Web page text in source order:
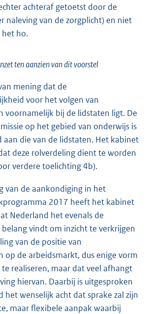
achteraf getoetst door de
naleving van de zorgplicht) en niet
het ho.
ten aanzien van dit voorstel
mening dat de
voor het volgen van
voornamelijk bij de lidstaten ligt. De
op het gebied van onderwijs is
aan die van de lidstaten. Het kabinet
deze rolverdeling dient te worden
verdere toelichting 4b).
van de aankondiging in het
2017 heeft het kabinet
Nederland het evenals de
belang vindt om inzicht te verkrijgen
van de positie van
op de arbeidsmarkt, dus enige vorm
realiseren, maar dat veel afhangt
hiervan. Daarbij is uitgesproken
het wenselijk acht dat sprake zal zijn
maar flexibele aanpak waarbij